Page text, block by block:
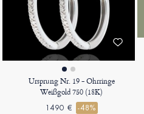
Ursprung Nr. 19 - Ohrringe
Weißgold 750 (18K)
1490 € -48%